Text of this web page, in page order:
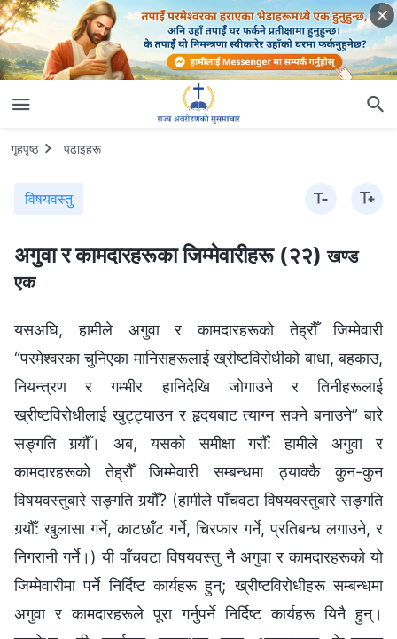
गृहपृष्ठ पढाइहरू
विषयवस्तु
अगुवा र कामदारहरूका जिम्‍मेवारीहरू (२२)खण्ड
एक
यसअघि, हामीले अगुवा र कामदारहरूको तेह्रौँ जिम्मेवारी
“परमेश्‍वरका चुनिएका मानिसहरूलाई ख्रीष्टविरोधीको बाधा, बहकाउ,
नियन्त्रण र गम्‍भीर हानिदेखि जोगाउने र तिनीहरूलाई
ख्रीष्टविरोधीलाई खुट्ट्याउन र हृदयबाट त्याग्‍न सक्‍ने बनाउने” बारे
सङ्गति गर्‍यौँ। अब, यसको समीक्षा गरौँ: हामीले अगुवा र
कामदारहरूको तेह्रौँ जिम्मेवारी सम्बन्धमा ठ्याक्कै कुन-कुन
विषयवस्तुबारे सङ्गति गर्‍यौँ? (हामीले पाँचवटा विषयवस्तुबारे सङ्गति
गर्‍यौँ: खुलासा गर्ने, काटछाँट गर्ने, चिरफार गर्ने, प्रतिबन्ध लगाउने, र
निगरानी गर्ने।) यी पाँचवटा विषयवस्तु नै अगुवा र कामदारहरूको यो
जिम्मेवारीमा पर्ने निर्दिष्ट कार्यहरू हुन्; ख्रीष्टविरोधीहरू सम्बन्धमा
अगुवा र कामदारहरूले पूरा गर्नुपर्ने निर्दिष्ट कार्यहरू यिनै हुन्।